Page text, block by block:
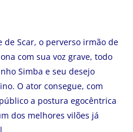
Scar, o perverso irmão de
com sua voz grave, todo
Simba e seu desejo
O ator consegue, com
a postura egocêntrica
dos melhores vilões já